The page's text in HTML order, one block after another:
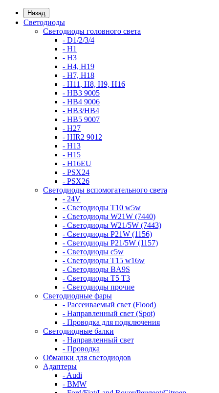
Назад
Светодиоды
Светодиоды головного света
- D1/2/3/4
- H1
- H3
- H4, H19
- H7, H18
- H11, H8, H9, H16
- HB3 9005
- HB4 9006
- HB3/HB4
- HB5 9007
- H27
- HIR2 9012
- H13
- H15
- H16EU
- PSX24
- PSX26
Светодиоды вспомогательного света
- 24V
- Светодиоды T10 w5w
- Светодиоды W21W (7440)
- Светодиоды W21/5W (7443)
- Светодиоды P21W (1156)
- Светодиоды P21/5W (1157)
- Светодиоды c5w
- Светодиоды T15 w16w
- Светодиоды BA9S
- Светодиоды T5 T3
- Светодиоды прочие
Светодиодные фары
- Рассеиваемый свет (Flood)
- Направленный свет (Spot)
- Проводка для подключения
Светодиодные балки
- Направленный свет
- Проводка
Обманки для светодиодов
Адаптеры
- Audi
- BMW